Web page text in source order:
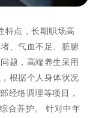
特点，长期职场高
、气血不足、脏腑
题，高端养生采用
根据个人身体状况
经络调理等项目，
合养护。 针对中年